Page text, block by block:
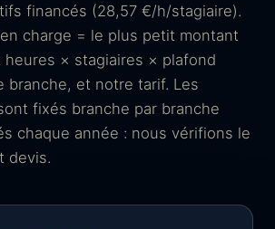
financés (28,57 €/h/stagiaire).
charge = le plus petit montant
× stagiaires × plafond
branche, et notre tarif. Les
fixés branche par branche
chaque année : nous vérifions le
devis.